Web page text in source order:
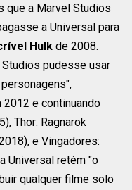
que a Marvel Studios
a Universal para
Hulk de 2008.
pudesse usar
e continuando
Thor: Ragnarok
e Vingadores:
Universal retém "o
qualquer filme solo